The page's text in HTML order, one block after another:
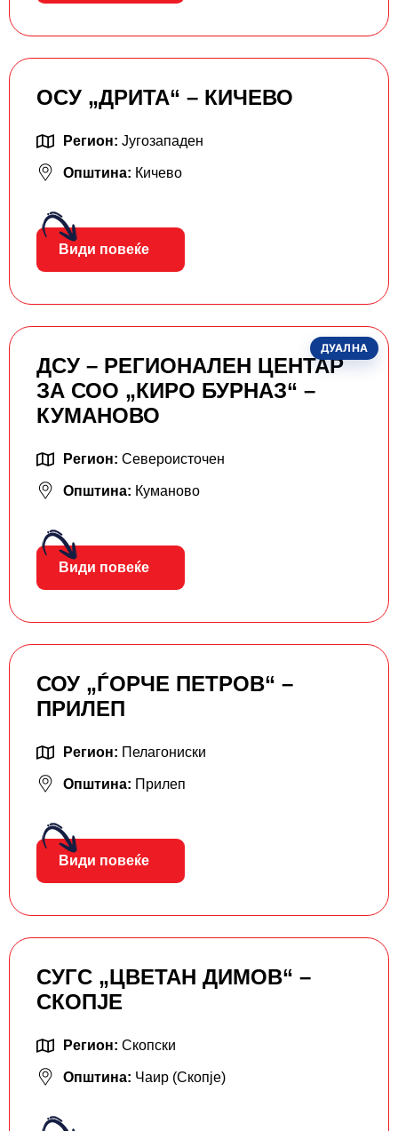
ОСУ „ДРИТА“ – КИЧЕВО
Регион: Југозападен
Општина: Кичево
Види повеќе
ДУАЛНА
ДСУ – РЕГИОНАЛЕН ЦЕНТАР
ЗА СОО „КИРО БУРНАЗ“ –
КУМАНОВО
Регион: Североисточен
Општина: Куманово
Види повеќе
СОУ „ЃОРЧЕ ПЕТРОВ“ –
ПРИЛЕП
Регион: Пелагониски
Општина: Прилеп
Види повеќе
СУГС „ЦВЕТАН ДИМОВ“ –
СКОПЈЕ
Регион: Скопски
Општина: Чаир (Скопје)